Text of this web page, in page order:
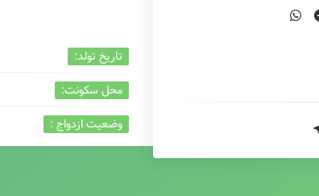
تاریخ تولد:
محل سکونت:
وضعیت ازدواج :